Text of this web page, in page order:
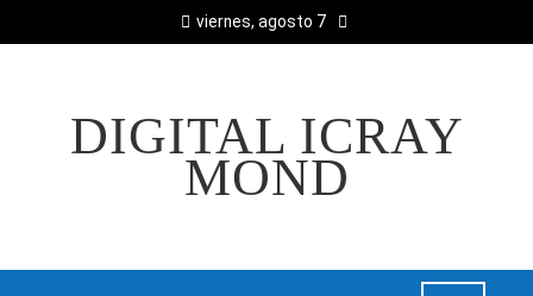
viernes, agosto 7
DIGITAL ICRAY
MOND